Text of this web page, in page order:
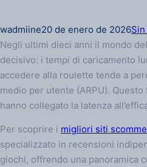
wadmiine20 de enero de 2026
Negli ultimi dieci anni il mondo
decisivo: i tempi di caricamento
accedere alla roulette tende a
medio per utente (ARPU).
hanno collegato la latenza
Per scoprire i migliori siti
specializzato in recensioni
giochi, offrendo una panoramica